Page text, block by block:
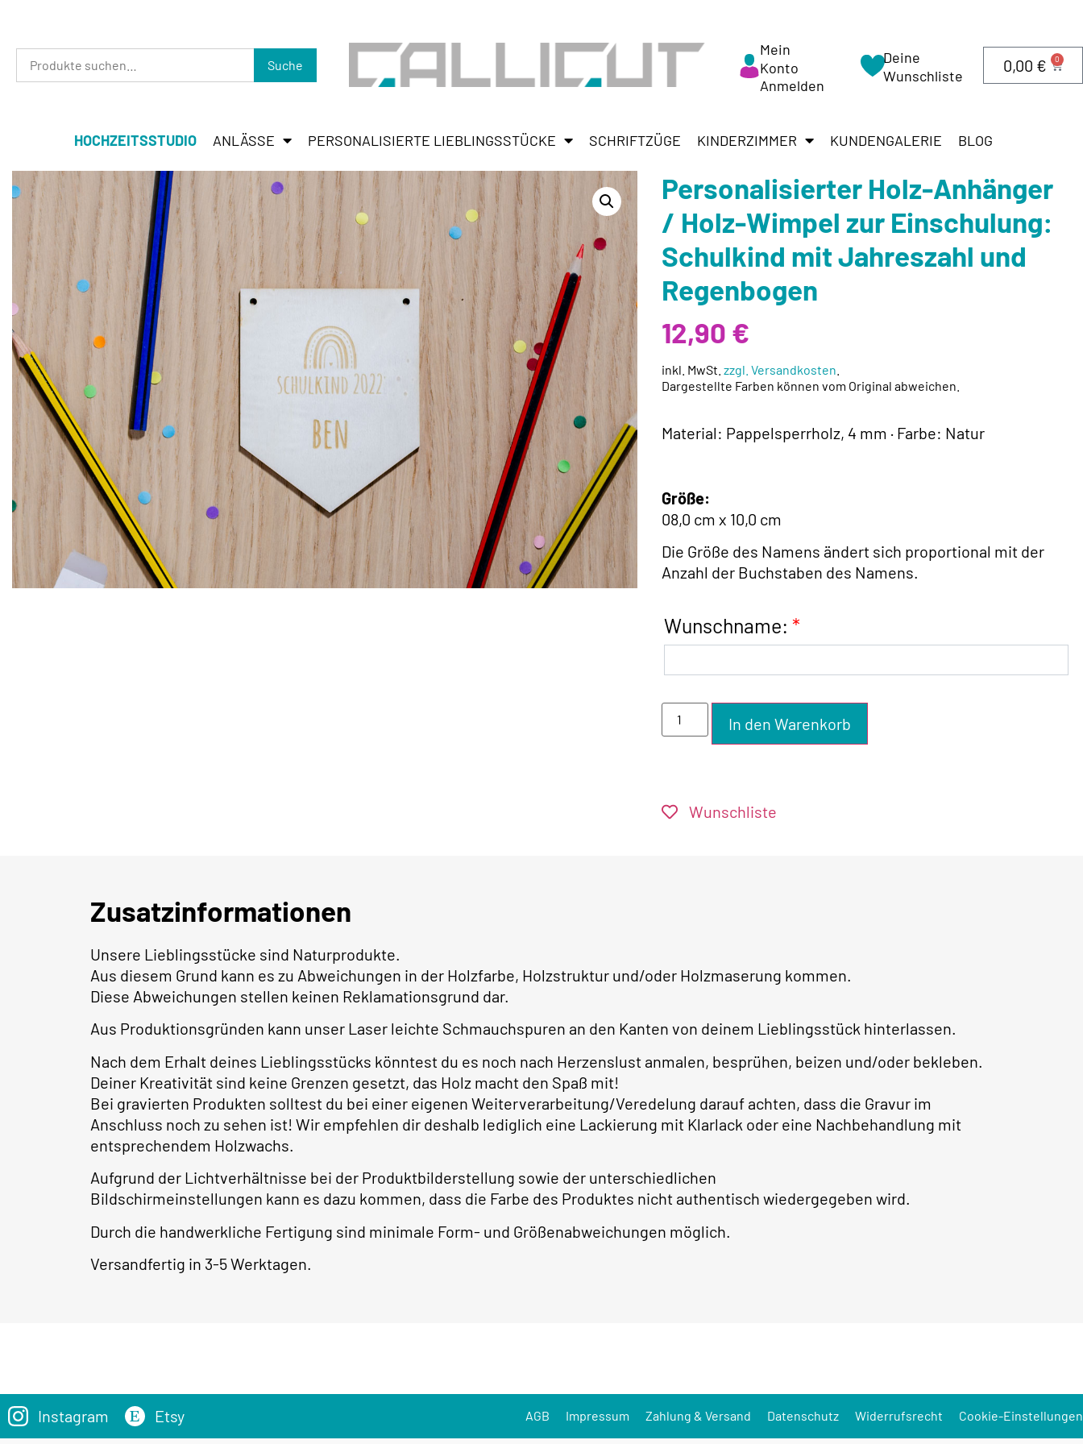
Suche
Mein
Konto
Anmelden
Deine
Wunschliste
0,00 € 0
HOCHZEITSSTUDIO ANLÄSSE PERSONALISIERTE LIEBLINGSSTÜCKE SCHRIFTZÜGE KINDERZIMMER KUNDENGALERIE BLOG
Personalisierter Holz-Anhänger
/ Holz-Wimpel zur Einschulung:
Schulkind mit Jahreszahl und
Regenbogen
12,90 €
inkl. MwSt.zzgl. Versandkosten
Dargestellte Farben können vom Original abweichen.
Material: Pappelsperrholz, 4 mm · Farbe: Natur
Größe:
08,0 cm x 10,0 cm
Die Größe des Namens ändert sich proportional mit der
Anzahl der Buchstaben des Namens.
Wunschname: *
In den Warenkorb
Wunschliste
Zusatzinformationen
Unsere Lieblingsstücke sind Naturprodukte.
Aus diesem Grund kann es zu Abweichungen in der Holzfarbe, Holzstruktur und/oder Holzmaserung kommen.
Diese Abweichungen stellen keinen Reklamationsgrund dar.
Aus Produktionsgründen kann unser Laser leichte Schmauchspuren an den Kanten von deinem Lieblingsstück hinterlassen.
Nach dem Erhalt deines Lieblingsstücks könntest du es noch nach Herzenslust anmalen, besprühen, beizen und/oder bekleben.
Deiner Kreativität sind keine Grenzen gesetzt, das Holz macht den Spaß mit!
Bei gravierten Produkten solltest du bei einer eigenen Weiterverarbeitung/Veredelung darauf achten, dass die Gravur im
Anschluss noch zu sehen ist! Wir empfehlen dir deshalb lediglich eine Lackierung mit Klarlack oder eine Nachbehandlung mit
entsprechendem Holzwachs.
Aufgrund der Lichtverhältnisse bei der Produktbilderstellung sowie der unterschiedlichen
Bildschirmeinstellungen kann es dazu kommen, dass die Farbe des Produktes nicht authentisch wiedergegeben wird.
Durch die handwerkliche Fertigung sind minimale Form- und Größenabweichungen möglich.
Versandfertig in 3-5 Werktagen.
Instagram Etsy AGB Impressum Zahlung & Versand Datenschutz Widerrufsrecht Cookie-Einstellungen